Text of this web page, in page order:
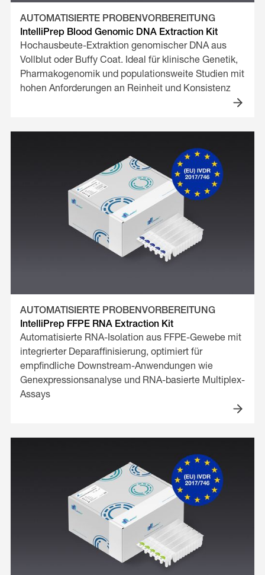
AUTOMATISIERTE PROBENVORBEREITUNG
IntelliPrep Blood Genomic DNA Extraction Kit
Hochausbeute-Extraktion genomischer DNA aus
Vollblut oder Buffy Coat. Ideal für klinische Genetik,
Pharmakogenomik und populationsweite Studien mit
hohen Anforderungen an Reinheit und Konsistenz
AUTOMATISIERTE PROBENVORBEREITUNG
IntelliPrep FFPE RNA Extraction Kit
Automatisierte RNA-Isolation aus FFPE-Gewebe mit
integrierter Deparaffinisierung, optimiert für
empfindliche Downstream-Anwendungen wie
Genexpressionsanalyse und RNA-basierte Multiplex-
Assays